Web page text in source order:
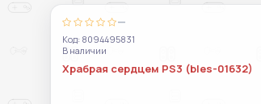
—
Код: 8094495831
В наличии
Храбрая сердцем PS3 (bles-01632)